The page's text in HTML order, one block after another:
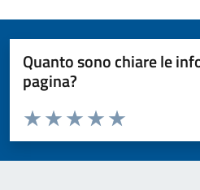
Quanto sono chiare le
pagina?
Valuta da 1 a 5 stelle la pagina
Valuta 5 stelle
Valuta 4 stelle su 5
Valuta 3 stelle su 5
Valuta 2 stelle su 5
Valuta 1 stelle su 5